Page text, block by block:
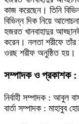
কাজ করেছেন। তিনি
বিভিন্ন দিক নিয়ে
হজরত খানবাহাদুর
করেন। নলতা শরীফে
ওরছ শরীফ অনুষ্ঠিত হয়।
সম্পাদক ও প্রকাশক :
নির্বাহী সম্পাদক :
বার্তা সম্পাদক : মাহাবুব